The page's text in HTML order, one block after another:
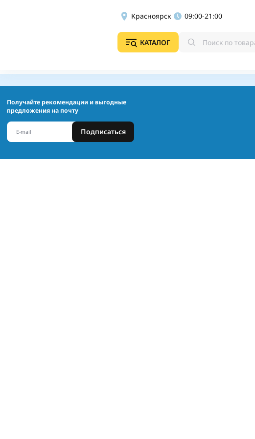
Красноярск 09:00-21:00
КАТАЛОГ
Получайте рекомендации и выгодные
предложения на почту
Подписаться